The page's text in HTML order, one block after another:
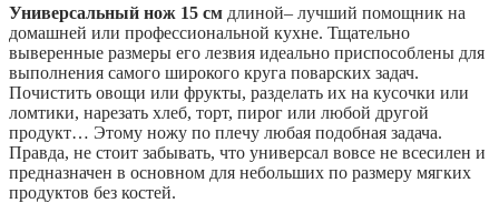
Универсальный нож 15 см длиной– лучший помощник на
домашней или профессиональной кухне. Тщательно
выверенные размеры его лезвия идеально приспособлены для
выполнения самого широкого круга поварских задач.
Почистить овощи или фрукты, разделать их на кусочки или
ломтики, нарезать хлеб, торт, пирог или любой другой
продукт… Этому ножу по плечу любая подобная задача.
Правда, не стоит забывать, что универсал вовсе не всесилен и
предназначен в основном для небольших по размеру мягких
продуктов без костей.